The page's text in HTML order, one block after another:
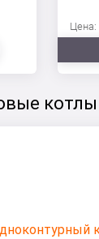
Цена:
котлы